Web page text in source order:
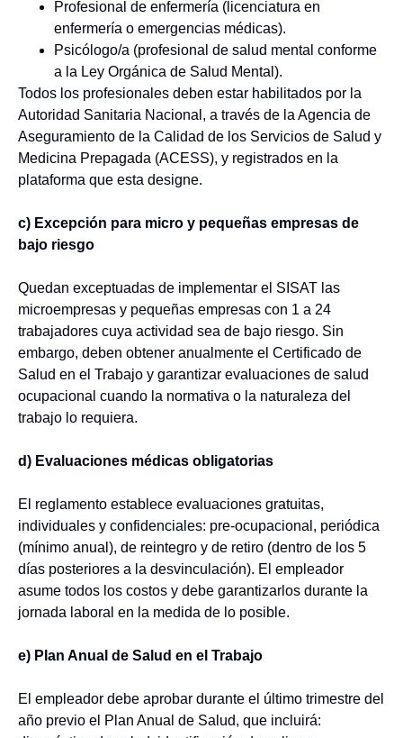
Profesional de enfermería (licenciatura en
enfermería o emergencias médicas).
Psicólogo/a (profesional de salud mental conforme
a la Ley Orgánica de Salud Mental).
Todos los profesionales deben estar habilitados por la
Autoridad Sanitaria Nacional, a través de la Agencia de
Aseguramiento de la Calidad de los Servicios de Salud y
Medicina Prepagada (ACESS), y registrados en la
plataforma que esta designe.
c) Excepción para micro y pequeñas empresas de
bajo riesgo
Quedan exceptuadas de implementar el SISAT las
microempresas y pequeñas empresas con 1 a 24
trabajadores cuya actividad sea de bajo riesgo. Sin
embargo, deben obtener anualmente el Certificado de
Salud en el Trabajo y garantizar evaluaciones de salud
ocupacional cuando la normativa o la naturaleza del
trabajo lo requiera.
d) Evaluaciones médicas obligatorias
El reglamento establece evaluaciones gratuitas,
individuales y confidenciales: pre-ocupacional, periódica
(mínimo anual), de reintegro y de retiro (dentro de los 5
días posteriores a la desvinculación). El empleador
asume todos los costos y debe garantizarlos durante la
jornada laboral en la medida de lo posible.
e) Plan Anual de Salud en el Trabajo
El empleador debe aprobar durante el último trimestre del
año previo el Plan Anual de Salud, que incluirá: